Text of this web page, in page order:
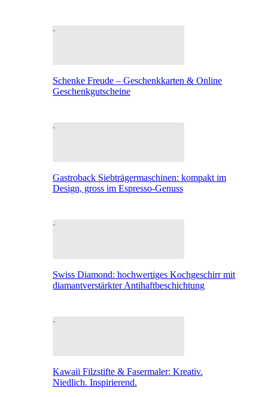
Schenke Freude – Geschenkkarten & Online
Geschenkgutscheine
Gastroback Siebträgermaschinen: kompakt im
Design, gross im Espresso-Genuss
Swiss Diamond: hochwertiges Kochgeschirr mit
diamantverstärkter Antihaftbeschichtung
Kawaii Filzstifte & Fasermaler: Kreativ.
Niedlich. Inspirierend.